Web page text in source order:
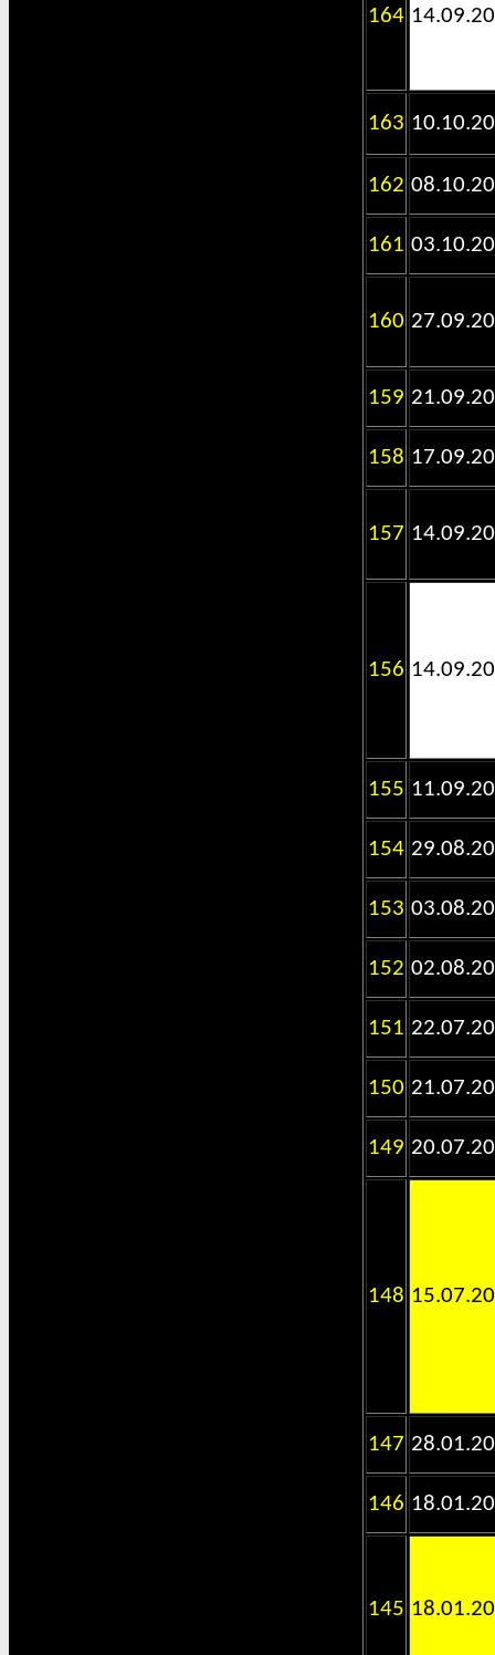
164
163
162
161
160
159
158
157
156
155
154
153
152
151
150
149
148
147
146
145